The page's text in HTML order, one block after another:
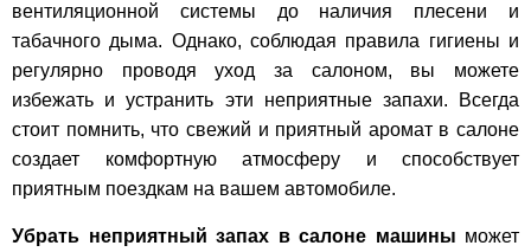
вентиляционной системы до наличия плесени и
табачного дыма. Однако, соблюдая правила гигиены и
регулярно проводя уход за салоном, вы можете
избежать и устранить эти неприятные запахи. Всегда
стоит помнить, что свежий и приятный аромат в салоне
создает комфортную атмосферу и способствует
приятным поездкам на вашем автомобиле.
Убрать неприятный запах в салоне машины может